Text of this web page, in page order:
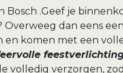
.Geef je
dan eens
komen met een
volledig verzorgen,